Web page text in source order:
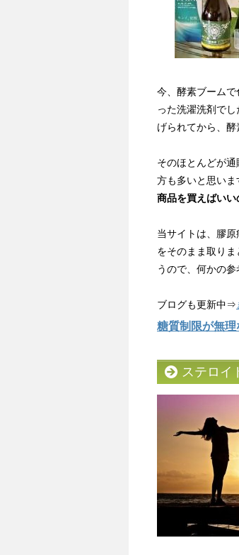
今、酵素ブーム
った洗濯洗剤で
げられてから、酵
そのほとんどが
方も多いと思いま
商品を買えばい
当サイトは、膠
をそのまま取り
うので、何かの参
ブログも更新中⇒
糖質制限が無理
ステロイ